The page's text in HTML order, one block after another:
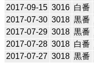
2017-09-15 3016 白番
2017-07-30 3018 黒番
2017-07-29 3018 黒番
2017-07-28 3018 白番
2017-07-27 3018 黒番